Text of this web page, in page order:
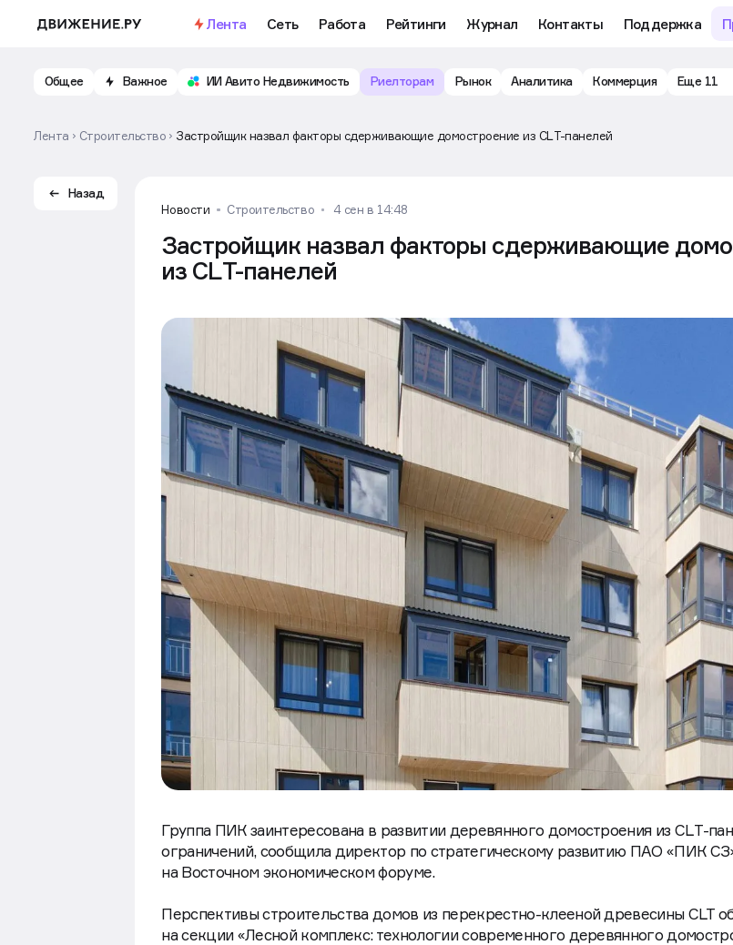
Лента Сеть Работа Рейтинги Журнал Контакты Поддержка
Общее Важное ИИ Авито Недвижимость Риелторам Рынок Аналитика Коммерция Еще 11
Лента Строительство Застройщик назвал факторы сдерживающие домостроение из CLТ-панелей
Назад
Новости
Строительство 4 сен в 14:48
Застройщик назвал факторы сдерживающие
из CLТ-панелей
Группа ПИК заинтересована в развитии деревянного домостроения из CLТ-
ограничений, сообщила директор по стратегическому развитию ПАО «ПИК
на Восточном экономическом форуме.
Перспективы строительства домов из перекрестно-клееной древесины CLT
на секции «Лесной комплекс: технологии современного деревянного